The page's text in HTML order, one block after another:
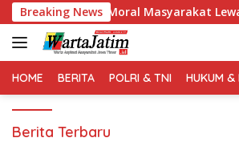
Langsung
ke
konten
Breaking News
Moral Masyarakat Lewat
HOME BERITA POLRI & TNI HUKUM &
wartajatim.id
Berita Terbaru